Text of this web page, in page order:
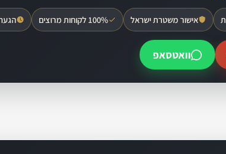
אישור משטרת ישראל 100% לקוחות מרוצים הגעה תוך
וואטסאפ